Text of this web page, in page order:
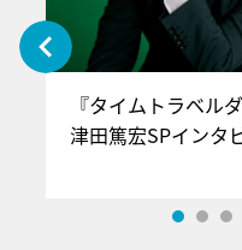
『タイムトラベル
津田篤宏SPイ